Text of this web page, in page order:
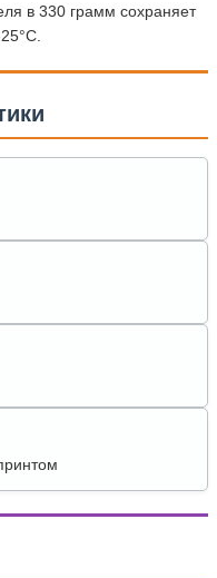
в 330 грамм сохраняет